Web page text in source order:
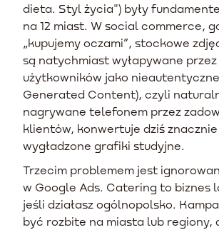
dieta. Styl życia") były
na 12 miast. W social commerce,
„kupujemy oczami”, stockowe
są natychmiast wyłapywane przez
użytkowników jako nieautentyczne.
Generated Content), czyli
nagrywane telefonem przez
klientów, konwertuje dziś
wygładzone grafiki studyjne.
Trzecim problemem jest
w Google Ads. Catering to biznes
jeśli działasz ogólnopolsko.
być rozbite na miasta lub regiony,